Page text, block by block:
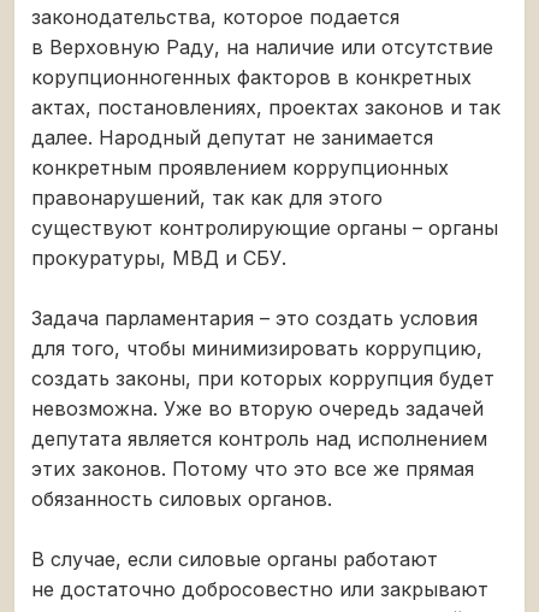
законодательства, которое подается
в Верховную Раду, на наличие или отсутствие
корупционногенных факторов в конкретных
актах, постановлениях, проектах законов и так
далее. Народный депутат не занимается
конкретным проявлением коррупционных
правонарушений, так как для этого
существуют контролирующие органы – органы
прокуратуры, МВД и СБУ.
Задача парламентария – это создать условия
для того, чтобы минимизировать коррупцию,
создать законы, при которых коррупция будет
невозможна. Уже во вторую очередь задачей
депутата является контроль над исполнением
этих законов. Потому что это все же прямая
обязанность силовых органов.
В случае, если силовые органы работают
не достаточно добросовестно или закрывают